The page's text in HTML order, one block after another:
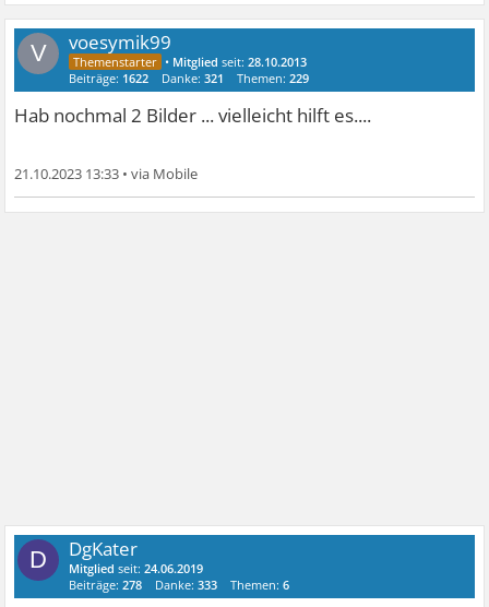
V voesymik99
• Mitglied seit:28.10.2013
Beiträge: 1622 Danke:321 Themen:229
Hab nochmal 2 Bilder ... vielleicht hilft es....
21.10.2023 13:33 •
D DgKater
Mitglied seit:24.06.2019
Beiträge:278 Danke:333 Themen:6